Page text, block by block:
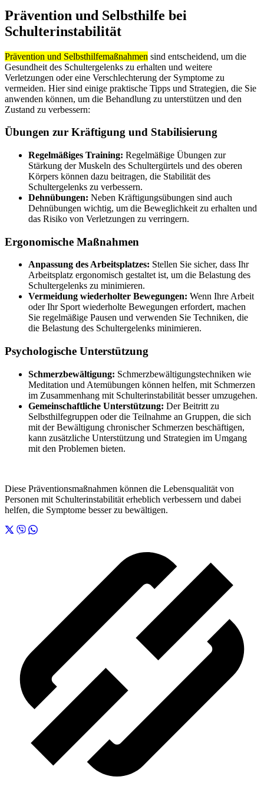
Prävention und Selbsthilfe bei
Schulterinstabilität
Prävention und Selbsthilfemaßnahmen sind entscheidend, um die
Gesundheit des Schultergelenks zu erhalten und weitere
Verletzungen oder eine Verschlechterung der Symptome zu
vermeiden. Hier sind einige praktische Tipps und Strategien, die Sie
anwenden können, um die Behandlung zu unterstützen und den
Zustand zu verbessern:
Übungen zur Kräftigung und Stabilisierung
Regelmäßiges Training: Regelmäßige Übungen zur
Stärkung der Muskeln des Schultergürtels und des oberen
Körpers können dazu beitragen, die Stabilität des
Schultergelenks zu verbessern.
Dehnübungen: Neben Kräftigungsübungen sind auch
Dehnübungen wichtig, um die Beweglichkeit zu erhalten und
das Risiko von Verletzungen zu verringern.
Ergonomische Maßnahmen
Anpassung des Arbeitsplatzes: Stellen Sie sicher, dass Ihr
Arbeitsplatz ergonomisch gestaltet ist, um die Belastung des
Schultergelenks zu minimieren.
Vermeidung wiederholter Bewegungen: Wenn Ihre Arbeit
oder Ihr Sport wiederholte Bewegungen erfordert, machen
Sie regelmäßige Pausen und verwenden Sie Techniken, die
die Belastung des Schultergelenks minimieren.
Psychologische Unterstützung
Schmerzbewältigung: Schmerzbewältigungstechniken wie
Meditation und Atemübungen können helfen, mit Schmerzen
im Zusammenhang mit Schulterinstabilität besser umzugehen.
Gemeinschaftliche Unterstützung: Der Beitritt zu
Selbsthilfegruppen oder die Teilnahme an Gruppen, die sich
mit der Bewältigung chronischer Schmerzen beschäftigen,
kann zusätzliche Unterstützung und Strategien im Umgang
mit den Problemen bieten.
Diese Präventionsmaßnahmen können die Lebensqualität von
Personen mit Schulterinstabilität erheblich verbessern und dabei
helfen, die Symptome besser zu bewältigen.